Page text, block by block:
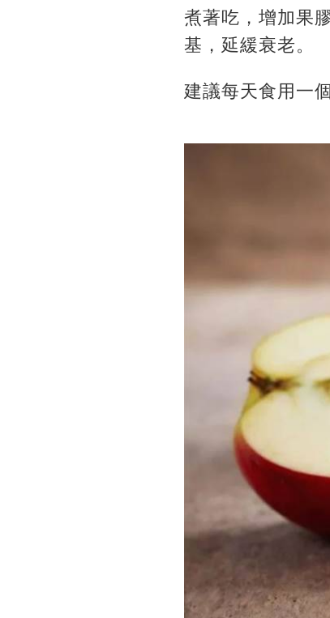
煮著吃， 增加果
基，延緩衰老。
建議每天食用一